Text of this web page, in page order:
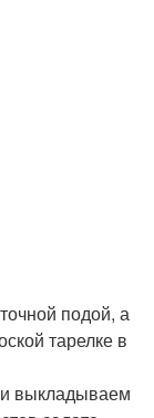
подой, а
тарелке в
выкладываем